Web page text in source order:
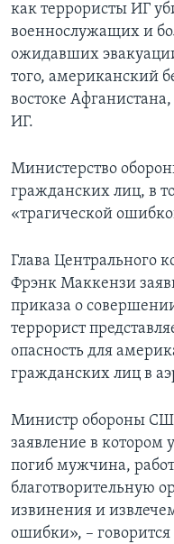
как террористы ИГ
военнослужащих и
ожидавших
того, американский
востоке
ИГ.
Министерство
гражданских лиц, в
«трагической
Глава Центрального
Фрэнк Маккензи
приказа о
террорист
опасность для
гражданских лиц в
Министр обороны
заявление в котором
погиб мужчина,
благотворительную
извинения и
ошибки», –